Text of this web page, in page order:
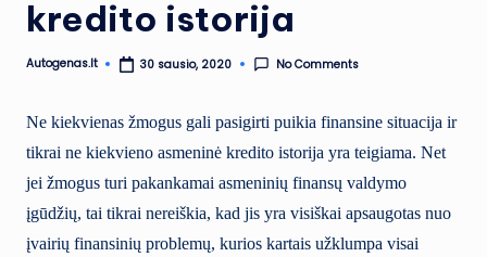
kredito istorija
Posted
Autogenas.lt 30 sausio, 2020 No Comments
Ne kiekvienas žmogus gali pasigirti puikia finansine situacija ir
tikrai ne kiekvieno asmeninė kredito istorija yra teigiama. Net
jei žmogus turi pakankamai asmeninių finansų valdymo
įgūdžių, tai tikrai nereiškia, kad jis yra visiškai apsaugotas nuo
įvairių finansinių problemų, kurios kartais užklumpa visai